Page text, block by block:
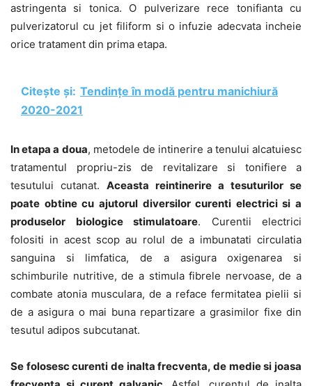
astringenta si tonica. O pulverizare rece tonifianta cu
pulverizatorul cu jet filiform si o infuzie adecvata incheie
orice tratament din prima etapa.
Citește și: Tendințe în modă pentru manichiură
2020-2021
In etapa a doua, metodele de intinerire a tenului alcatuiesc
tratamentul propriu-zis de revitalizare si tonifiere a
tesutului cutanat. Aceasta reintinerire a tesuturilor se
poate obtine cu ajutorul diversilor curenti electrici si a
produselor biologice stimulatoare. Curentii electrici
folositi in acest scop au rolul de a imbunatati circulatia
sanguina si limfatica, de a asigura oxigenarea si
schimburile nutritive, de a stimula fibrele nervoase, de a
combate atonia musculara, de a reface fermitatea pielii si
de a asigura o mai buna repartizare a grasimilor fixe din
tesutul adipos subcutanat.
Se folosesc curenti de inalta frecventa, de medie si joasa